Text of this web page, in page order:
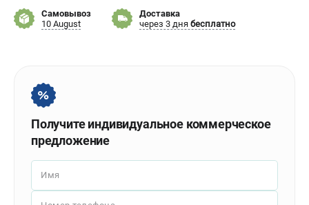
О компании
О бренде
Бонусная программа
Как нас найти
Комбинированные станки
Ленточнопильные станки
Самовывоз
10 August
Доставка
через 3 дня бесплатно
Получите индивидуальное коммерческое
предложение
Имя